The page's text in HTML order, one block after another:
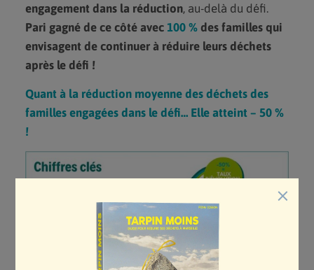
engagement dans la réduction, au-delà du défi.
Pari gagné de ce côté avec 100 %des familles qui
envisagent de continuer à réduire leurs déchets
après le défi !
Quant à la réduction moyenne des déchets des
familles engagées dans le défi… Elle atteint – 50 %
!
×